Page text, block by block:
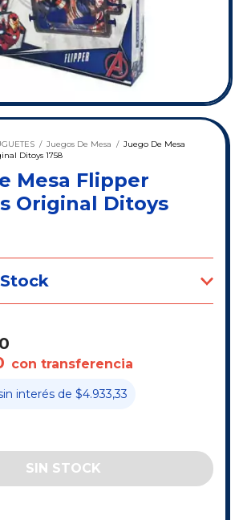
/ Juegos De Mesa / Juego De Mesa
Ditoys 1758
Mesa Flipper
Original Ditoys
con transferencia
interés de $4.933,33